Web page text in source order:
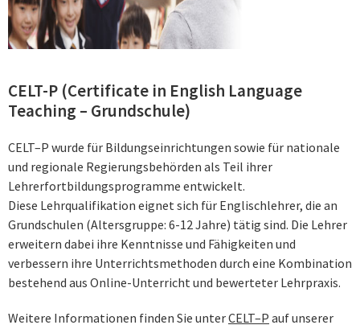
CELT-P (Certificate in English Language
Teaching – Grundschule)
CELT–P wurde für Bildungseinrichtungen sowie für nationale
und regionale Regierungsbehörden als Teil ihrer
Lehrerfortbildungsprogramme entwickelt.
Diese Lehrqualifikation eignet sich für Englischlehrer, die an
Grundschulen (Altersgruppe: 6-12 Jahre) tätig sind. Die Lehrer
erweitern dabei ihre Kenntnisse und Fähigkeiten und
verbessern ihre Unterrichtsmethoden durch eine Kombination
bestehend aus Online-Unterricht und bewerteter Lehrpraxis.
Weitere Informationen finden Sie unterCELT–P auf unserer